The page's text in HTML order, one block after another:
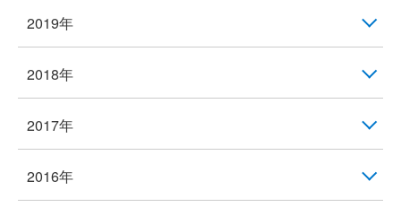
2019年
2018年
2017年
2016年